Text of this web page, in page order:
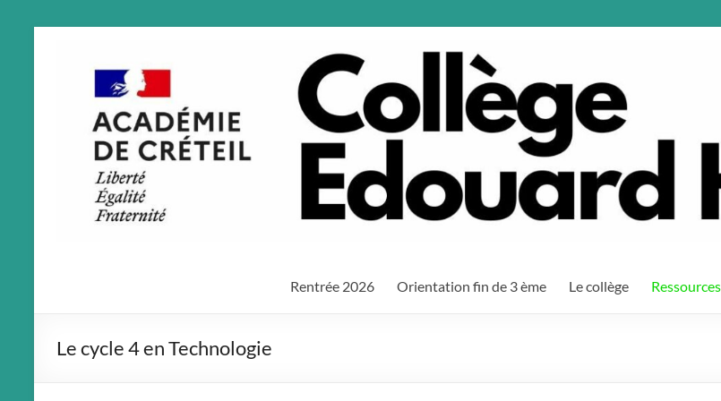
Rentrée 2026 Orientation fin de 3 ème Le collège
Le cycle 4 en Technologie